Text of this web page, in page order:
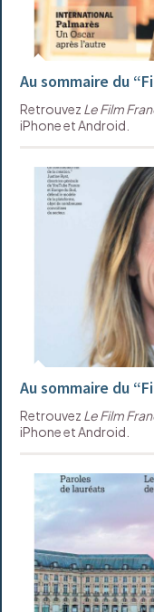
Au sommaire du
Retrouvez Le Film
iPhone et Android.
Au sommaire du
Retrouvez Le Film
iPhone et Android.